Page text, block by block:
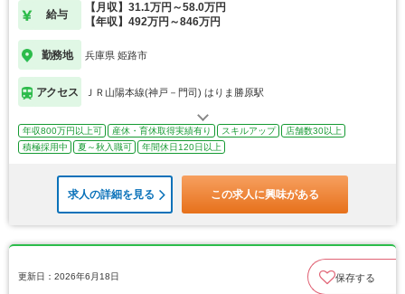
給与
【月収】31.1万円～58.0万円
【年収】492万円～846万円
勤務地 兵庫県 姫路市
アクセス ＪＲ山陽本線(神戸－門司) はりま勝原駅
年収800万円以上可 産休・育休取得実績有り スキルアップ
店舗数30以上
積極採用中
夏～秋入職可 年間休日120日以上
求人の詳細を見る この求人に興味がある
更新日：2026年6月18日 保存する